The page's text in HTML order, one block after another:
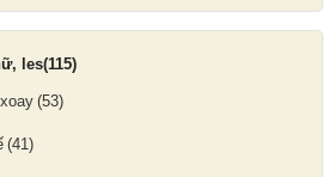
bằng nước ấm và dung dịch vệ sinh
nơi thoáng mát.
les(115)
(53)
(41)